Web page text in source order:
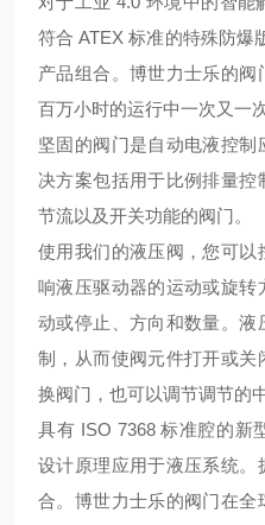
符合 ATEX 标准的特殊防爆
产品组合。博世力士乐的
百万小时的运行中一次又一
坚固的阀门是自动电液控
决方案包括用于比例排量
节流以及开关功能的阀门。
使用我们的液压阀，您可以
响液压驱动器的运动或旋转
动或停止、方向和数量。
制，从而使阀元件打开或关
换阀门，也可以调节调节的
具有 ISO 7368 标准腔的新
设计原理应用于液压系统。
合。博世力士乐的阀门在